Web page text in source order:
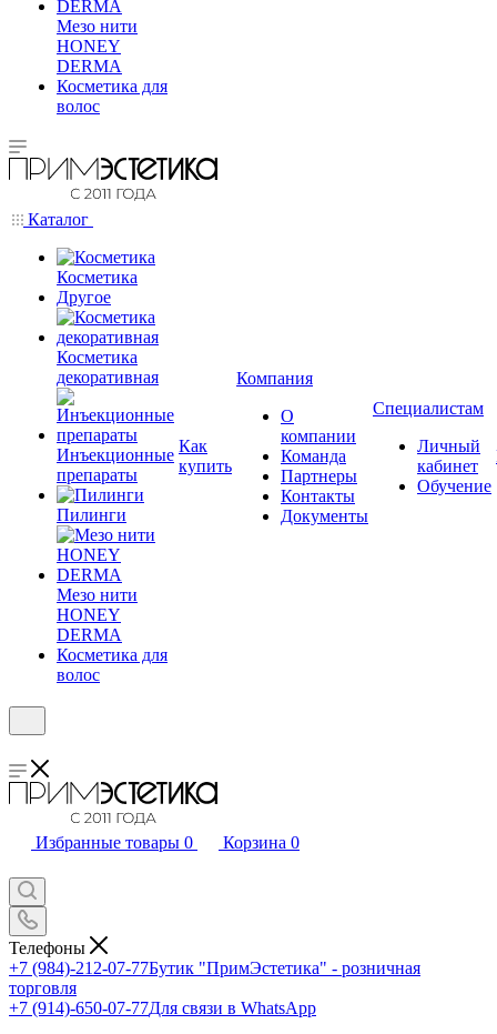
Мезо нити
HONEY
DERMA
Косметика для
волос
Каталог
Косметика
Другое
Косметика
декоративная
Инъекционные
препараты
Пилинги
Мезо нити
HONEY
DERMA
Косметика для
волос
Как
купить
Компания
О
компании
Команда
Партнеры
Контакты
Документы
Специалистам
Личный
кабинет
Обучение
Избранные товары 0 Корзина 0
Телефоны
+7 (984)-212-07-77Бутик "ПримЭстетика" - розничная
торговля
+7 (914)-650-07-77Для связи в WhatsApp